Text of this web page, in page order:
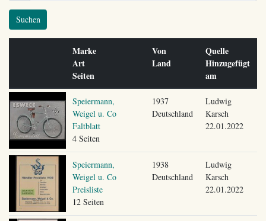
Suchen
Marke
Art
Seiten
Von
Land
Quelle
Hinzugefügt
am
Speiermann,
Weigel u. Co
Faltblatt
4 Seiten
1937
Deutschland
Ludwig
Karsch
22.01.2022
Speiermann,
Weigel u. Co
Preisliste
12 Seiten
1938
Deutschland
Ludwig
Karsch
22.01.2022